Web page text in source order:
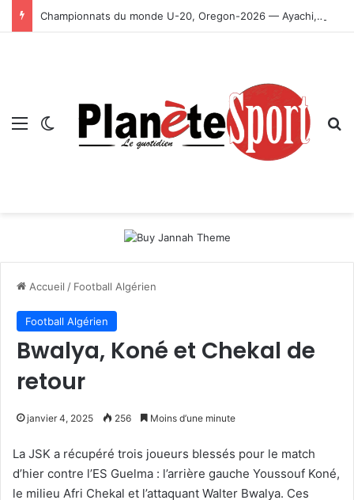
Championnats du monde U-20, Oregon-2026 — Ayachi, Dissa, Touahria et Ghezali en finale
Menu Switch skin
Accueil / Football Algérien
Football Algérien
Bwalya, Koné et Chekal de
retour
janvier 4, 2025 256 Moins d’une minute
La JSK a récupéré trois joueurs blessés pour le match
d’hier contre l’ES Guelma : l’arrière gauche Youssouf Koné,
le milieu Afri Chekal et l’attaquant Walter Bwalya. Ces